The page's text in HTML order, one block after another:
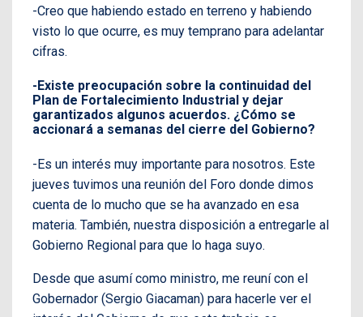
-Creo que habiendo estado en terreno y habiendo
visto lo que ocurre, es muy temprano para adelantar
cifras.
-Existe preocupación sobre la continuidad del
Plan de Fortalecimiento Industrial y dejar
garantizados algunos acuerdos. ¿Cómo se
accionará a semanas del cierre del Gobierno?
-Es un interés muy importante para nosotros. Este
jueves tuvimos una reunión del Foro donde dimos
cuenta de lo mucho que se ha avanzado en esa
materia. También, nuestra disposición a entregarle al
Gobierno Regional para que lo haga suyo.
Desde que asumí como ministro, me reuní con el
Gobernador (Sergio Giacaman) para hacerle ver el